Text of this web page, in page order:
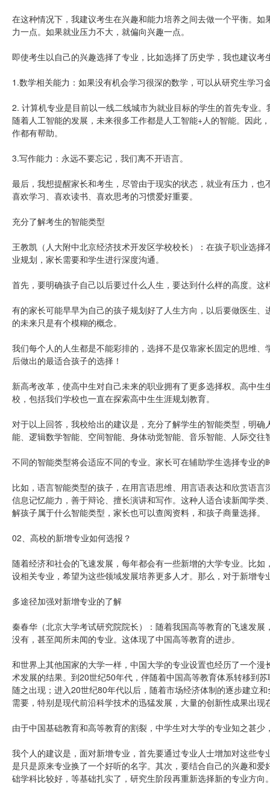
在这种情况下，我建议考生在兴趣和能力培养之间去做一个平衡。
力一点。如果就业压力不大，就偏向兴趣一点。
即使考生以自己的兴趣选择了专业，比如选择了历史学，我也建议
1.数学相关能力：如果没有机会学习很深的数学，可以从研究生学习
2. 计算机专业是目前以一线二线城市为就业目标的学生的首先专业
随着人工智能的发展，未来很多工作都是人工智能+人的智能。因此
作都有帮助。
3.写作能力：永远不要忘记，我们离不开语言。
最后，我想提醒家长和考生，尽管由于现实的状态，就业有压力，
喜欢学习、喜欢读书、喜欢思考的习惯爱好重要。
充分了解考生的智能类型
王教凯（人大附中北京经济技术开发区学校校长）：在孩子职业选
业规划，家长需要和学生进行深度沟通。
首先，要明确孩子自己以后要过什么人生，要达到什么样的高度。
有的家长可能早早为自己的孩子规划好了人生方向，以后要做医生
的未来只是有个模糊的概念。
我们每个人的人生都是不能彩排的，选择不是仅靠家长固定的思维
后做出的最适合孩子的选择！
新高考改革，使高中生对自己未来的职业拥有了更多选择权。高中
校，包括我们学校也一直在探索高中生生涯规划教育。
对于以上回答，我校给出的建议是，充分了解学生的智能类型，明
能、逻辑数学智能、空间智能、身体动觉智能、音乐智能、人际交
不同的智能类型将会适应不同的专业。家长可在辅助学生选择专业
比如，语言智能类型的孩子，在用言语思维、用言语表达和欣赏语
信息记忆能力，善于辩论、擅长演讲和写作。这种人适合读新闻学
解孩子属于什么智能类型，家长也可以查阅资料，和孩子商量选择。
02、高校的新增专业如何选报？
随着经济和社会的飞速发展，每年都会有一些新增的大学专业。比
设相关专业，希望为这些领域发展培养更多人才。那么，对于新增专
多途径加强对新增专业的了解
秦春华（北京大学考试研究院院长）：随着我国高等教育的飞速发
没有，甚至闻所未闻的专业。这体现了中国高等教育的进步。
和世界上其他国家的大学一样，中国大学的专业设置也经历了一个
术发展的结果。到20世纪50年代，伴随着中国高等教育体系转移到
随之出现；进入20世纪80年代以后，随着市场经济体制的逐步建立
需要，特别是现代前沿科学技术的迅猛发展，大量的创新性成果出
由于中国基础教育和高等教育的割裂，中学生对大学的专业知之甚
我个人的建议是，面对新增专业，首先要通过专业人士增加对这些
是只是原来专业换了一个好听的名字。其次，要结合自己的兴趣和
础学科比较好，等基础扎实了，研究生阶段再重新选择新的专业方向